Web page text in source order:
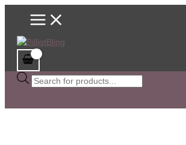
HoppaMain
Sök
efter
Ring
mängd
Det
var:
Det
Det
var:
Det
Det
Det
Det
var:
Det